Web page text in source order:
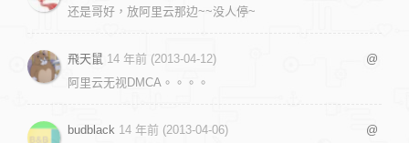
还是哥好，放阿里云那边~~没人停~
飛天鼠 14 年前 (2013-04-12)
@
阿里云无视DMCA。。。。
budblack 14 年前 (2013-04-06)
@